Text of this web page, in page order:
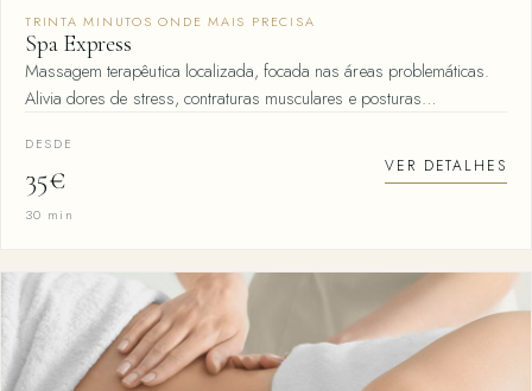
TRINTA MINUTOS ONDE MAIS PRECISA
Spa Express
Massagem terapêutica localizada, focada nas áreas problemáticas.
Alivia dores de stress, contraturas musculares e posturas…
DESDE
35€ VER DETALHES
30 min